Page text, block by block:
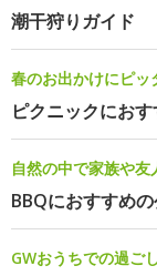
潮干狩りガイド
春のお出かけにピッ
ピクニックにお
自然の中で家族や友
BBQにおすすめ
GWおうちでの過ご